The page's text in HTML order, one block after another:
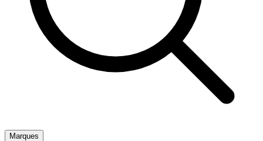
Marques